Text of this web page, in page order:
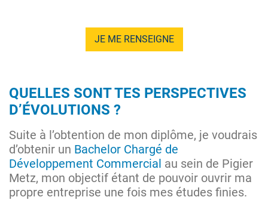
JE ME RENSEIGNE
QUELLES SONT TES PERSPECTIVES
D’ÉVOLUTIONS ?
Suite à l’obtention de mon diplôme, je voudrais
d’obtenir un Bachelor Chargé de
Développement Commercial au sein de Pigier
Metz, mon objectif étant de pouvoir ouvrir ma
propre entreprise une fois mes études finies.